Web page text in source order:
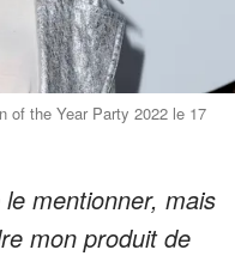
of the Year Party 2022 le 17
mentionner, mais
mon produit de